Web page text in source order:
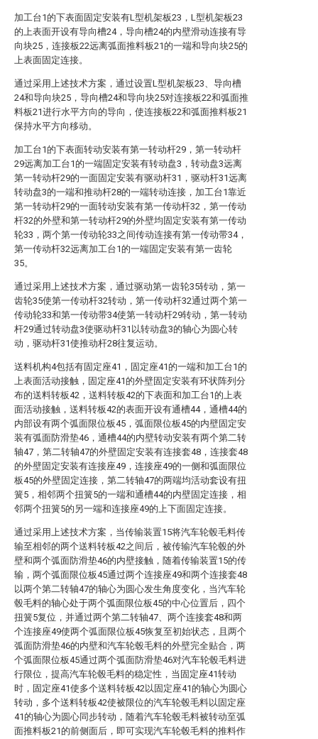
加工台1的下表面固定安装有L型机架板23，L型机架板23
的上表面开设有导向槽24，导向槽24的内壁滑动连接有导
向块25，连接板22远离弧面推料板21的一端和导向块25的
上表面固定连接。
通过采用上述技术方案，通过设置L型机架板23、导向槽
24和导向块25，导向槽24和导向块25对连接板22和弧面推
料板21进行水平方向的导向，使连接板22和弧面推料板21
保持水平方向移动。
加工台1的下表面转动安装有第一转动杆29，第一转动杆
29远离加工台1的一端固定安装有转动盘3，转动盘3远离
第一转动杆29的一面固定安装有驱动杆31，驱动杆31远离
转动盘3的一端和推动杆28的一端转动连接，加工台1靠近
第一转动杆29的一面转动安装有第一传动杆32，第一传动
杆32的外壁和第一转动杆29的外壁均固定安装有第一传动
轮33，两个第一传动轮33之间传动连接有第一传动带34，
第一传动杆32远离加工台1的一端固定安装有第一齿轮
35。
通过采用上述技术方案，通过驱动第一齿轮35转动，第一
齿轮35使第一传动杆32转动，第一传动杆32通过两个第一
传动轮33和第一传动带34使第一转动杆29转动，第一转动
杆29通过转动盘3使驱动杆31以转动盘3的轴心为圆心转
动，驱动杆31使推动杆28往复运动。
送料机构4包括有固定座41，固定座41的一端和加工台1的
上表面活动接触，固定座41的外壁固定安装有环状阵列分
布的送料转板42，送料转板42的下表面和加工台1的上表
面活动接触，送料转板42的表面开设有通槽44，通槽44的
内部设有两个弧面限位板45，弧面限位板45的内壁固定安
装有弧面防滑垫46，通槽44的内壁转动安装有两个第二转
轴47，第二转轴47的外壁固定安装有连接套48，连接套48
的外壁固定安装有连接座49，连接座49的一侧和弧面限位
板45的外壁固定连接，第二转轴47的两端均活动套设有扭
簧5，相邻两个扭簧5的一端和通槽44的内壁固定连接，相
邻两个扭簧5的另一端和连接座49的上下面固定连接。
通过采用上述技术方案，当传输装置15将汽车轮毂毛料传
输至相邻的两个送料转板42之间后，被传输汽车轮毂的外
壁和两个弧面防滑垫46的内壁接触，随着传输装置15的传
输，两个弧面限位板45通过两个连接座49和两个连接套48
以两个第二转轴47的轴心为圆心发生角度变化，当汽车轮
毂毛料的轴心处于两个弧面限位板45的中心位置后，四个
扭簧5复位，并通过两个第二转轴47、两个连接套48和两
个连接座49使两个弧面限位板45恢复至初始状态，且两个
弧面防滑垫46的内壁和汽车轮毂毛料的外壁完全贴合，两
个弧面限位板45通过两个弧面防滑垫46对汽车轮毂毛料进
行限位，提高汽车轮毂毛料的稳定性，当固定座41转动
时，固定座41使多个送料转板42以固定座41的轴心为圆心
转动，多个送料转板42使被限位的汽车轮毂毛料以固定座
41的轴心为圆心同步转动，随着汽车轮毂毛料被转动至弧
面推料板21的前侧面后，即可实现汽车轮毂毛料的推料作